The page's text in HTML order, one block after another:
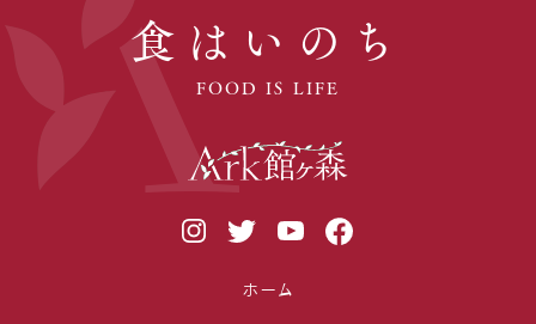
食はいのち
FOOD IS LIFE
ホーム